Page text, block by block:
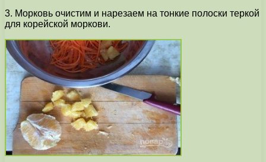
3. Морковь очистим и нарезаем на тонкие полоски теркой
для корейской моркови.